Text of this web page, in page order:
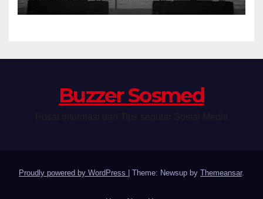
Buzzer Sosmed
Proudly powered by WordPress Theme: Newsup by Themeansar.